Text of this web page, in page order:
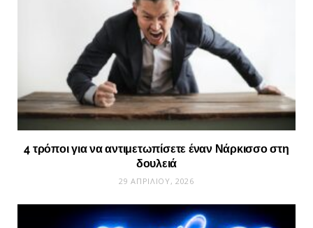
4 τρόποι για να αντιμετωπίσετε έναν Νάρκισσο στη
δουλειά
29 ΑΠΡΙΛΊΟΥ, 2026